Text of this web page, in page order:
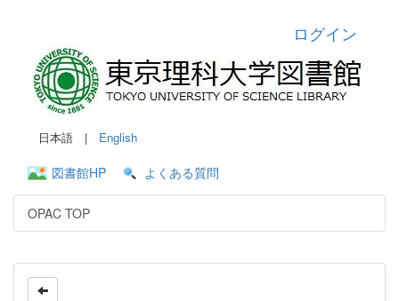
ログイン
日本語 | English
図書館HP よくある質問
OPAC TOP